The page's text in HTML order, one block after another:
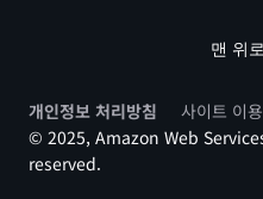
맨 위
개인정보 처리방침 사이트 이
© 2025, Amazon Web
reserved.